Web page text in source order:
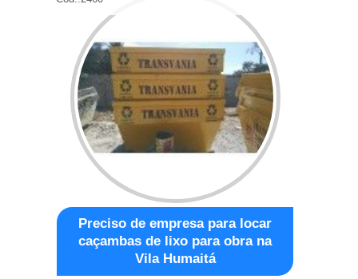
Preciso de empresa para locar
caçambas de lixo para obra na
Vila Humaitá